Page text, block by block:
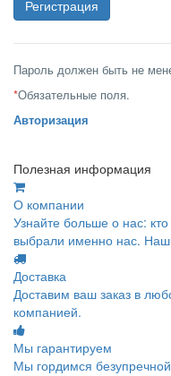
Пароль должен быть не
*Обязательные поля.
Авторизация
Полезная информация
О компании
Узнайте больше о нас:
выбрали именно нас.
Доставка
Доставим ваш заказ в
компанией.
Мы гарантируем
Мы гордимся